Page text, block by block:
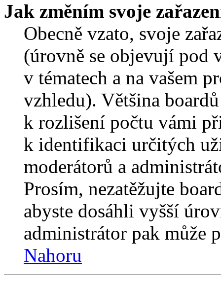
Jak změním svoje
Obecně vzato, svoje
(úrovně se objevují pod
v tématech a na vašem
vzhledu). Většina
k rozlišení počtu vámi
k identifikaci určitých
moderátorů a
Prosím, nezatěžujte
abyste dosáhli vyšší
administrátor pak může
Nahoru